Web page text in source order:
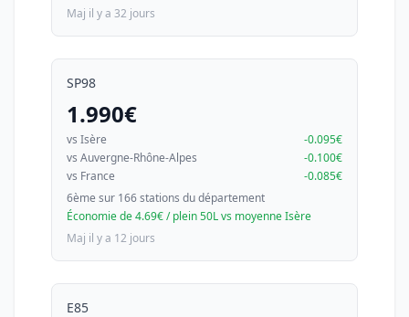
Maj il y a 32 jours
SP98
1.990€
vs Isère
-0.095€
vs Auvergne-Rhône-Alpes
-0.100€
vs France
-0.085€
6ème sur 166 stations du département
Économie de 4.69€ / plein 50L vs moyenne Isère
Maj il y a 12 jours
E85